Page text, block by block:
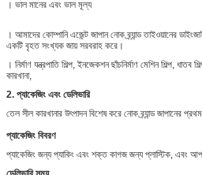
। ভাল মানের এবং ভাল মূল্য
। আমাদের কোম্পানি এজেন্ট জাপান নোক ব্র্যান্ড তাইওয়ানের
একটি বৃহত সংখ্যক জায় সরবরাহ করে।
। নির্মাণ যন্ত্রপাতি শিল্প, ইনজেকশন ছাঁচনির্মাণ মেশিন শিল্প, ধাতব
কারখানা,
2. প্যাকেজিং এবং ডেলিভারি
তেল সীল কারখানার উৎপাদন বিশেষ করে নোক ব্র্যান্ড জাপানের
প্যাকেজিং বিবরণ
প্যাকেজিং জন্য প্যাকিং এবং শক্ত কাগজ জন্য প্লাস্টিক, এবং